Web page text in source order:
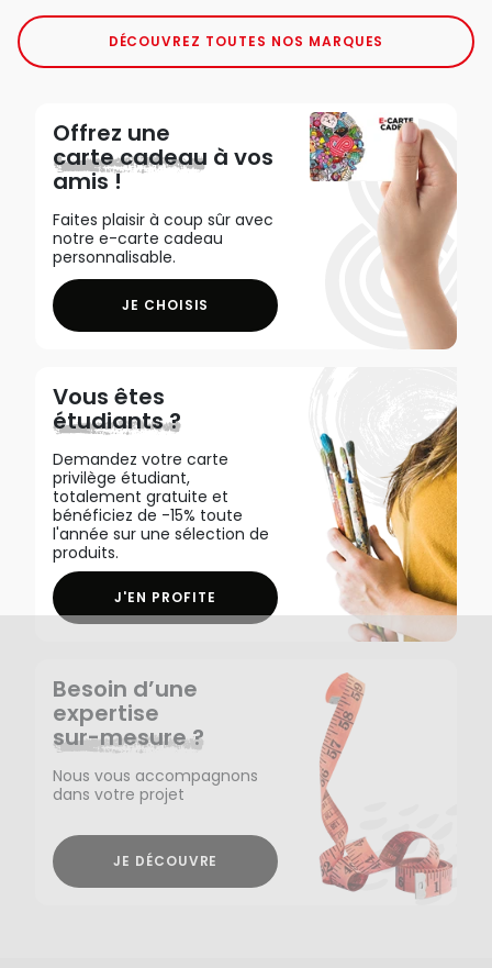
DÉCOUVREZ TOUTES NOS MARQUES
Offrez une
carte cadeau à vos
amis !
Faites plaisir à coup sûr avec
notre e-carte cadeau
personnalisable.
JE CHOISIS
Vous êtes
étudiants ?
Demandez votre carte
privilège étudiant,
totalement gratuite et
bénéficiez de -15% toute
l'année sur une sélection de
produits.
J'EN PROFITE
Besoin d’une
expertise
sur-mesure ?
Nous vous accompagnons
dans votre projet
JE DÉCOUVRE